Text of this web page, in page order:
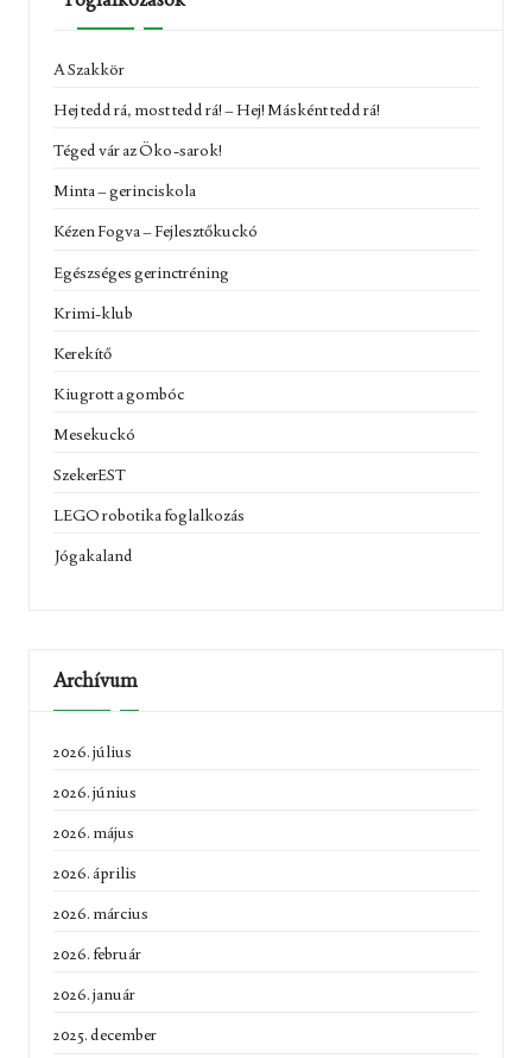
A Szakkör
Hej tedd rá, most tedd rá! – Hej! Másként tedd rá!
Téged vár az Öko-sarok!
Minta – gerinciskola
Kézen Fogva – Fejlesztőkuckó
Egészséges gerinctréning
Krimi-klub
Kerekítő
Kiugrott a gombóc
Mesekuckó
SzekerEST
LEGO robotika foglalkozás
Jógakaland
Archívum
2026. július
2026. június
2026. május
2026. április
2026. március
2026. február
2026. január
2025. december